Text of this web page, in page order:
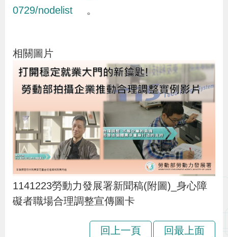
0729/nodelist
。
相關圖片
1141223勞動力發展署新聞稿(附圖)_身心障
礙者職場合理調整宣傳圖卡
回上一頁 回最上面